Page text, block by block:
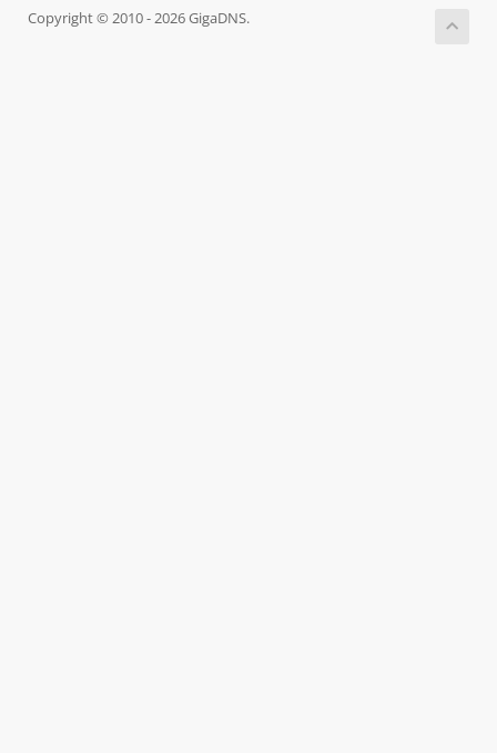
Copyright © 2010 - 2026 GigaDNS.